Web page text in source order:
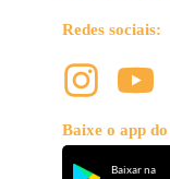
Redes sociais:
Baixe o app
Baixar na